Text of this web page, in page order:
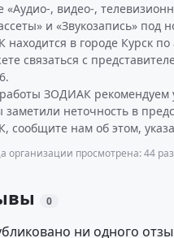
«Аудио-, видео-,
и «Звукозапись» под
в городе Курск по
связаться с
ЗОДИАК рекомендуем
заметили неточность в
сообщите нам об этом,
организации просмотрена: 44
0
ни одного